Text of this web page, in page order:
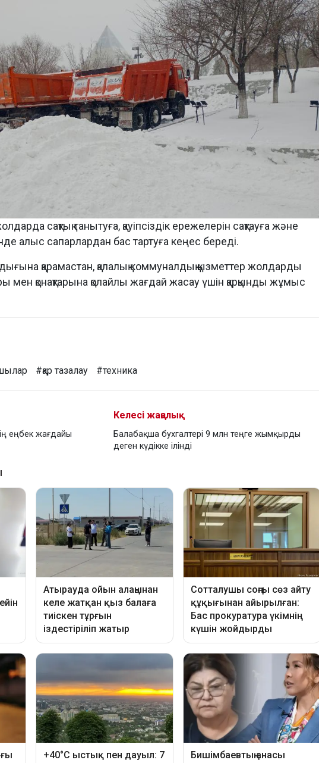
сақтық танытуға, қауіпсіздік ережелерін сақтауға және
алыс сапарлардан бас тартуға кеңес береді.
қарамастан, қалалық коммуналдық қызметтер жолдарды
мен қонақтарына қолайлы жағдай жасау үшін қарқынды жұмыс
#қар тазалау #техника
еңбек жағдайы
Келесі жаңалық
Балабақша бухгалтері 9 млн теңге жымқырды
деген күдікке ілінді